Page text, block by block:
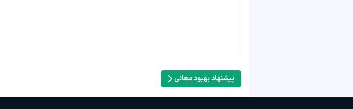
پیشنهاد بهبود معانی